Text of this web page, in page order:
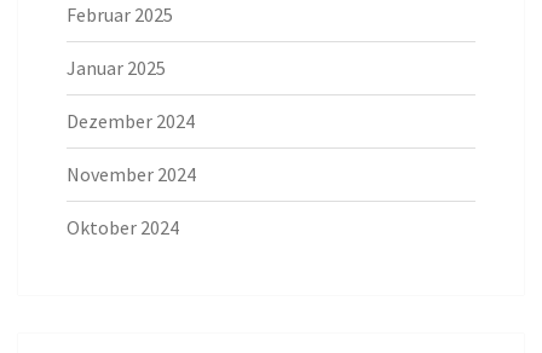
Februar 2025
Januar 2025
Dezember 2024
November 2024
Oktober 2024